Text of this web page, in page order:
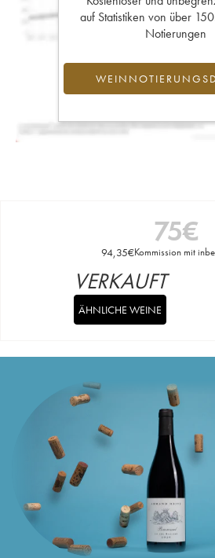
auf Statistiken von über
Notierungen
75€
94,35€Kommission mit
VERKAUFT
ÄHNLICHE WEINE